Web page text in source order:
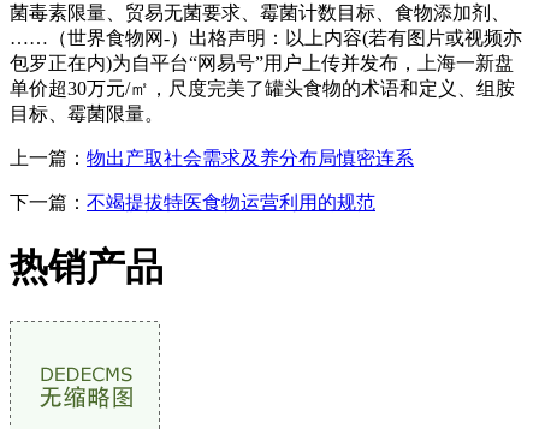
菌毒素限量、贸易无菌要求、霉菌计数目标、食物添加剂、
……（世界食物网-）出格声明：以上内容(若有图片或视频亦
包罗正在内)为自平台“网易号”用户上传并发布，上海一新盘
单价超30万元/㎡，尺度完美了罐头食物的术语和定义、组胺
目标、霉菌限量。
上一篇： 物出产取社会需求及养分布局慎密连系
下一篇： 不竭提拔特医食物运营利用的规范
热销产品